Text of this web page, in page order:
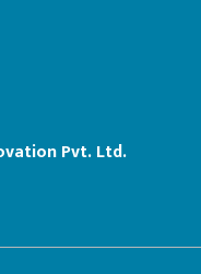
Pvt. Ltd.